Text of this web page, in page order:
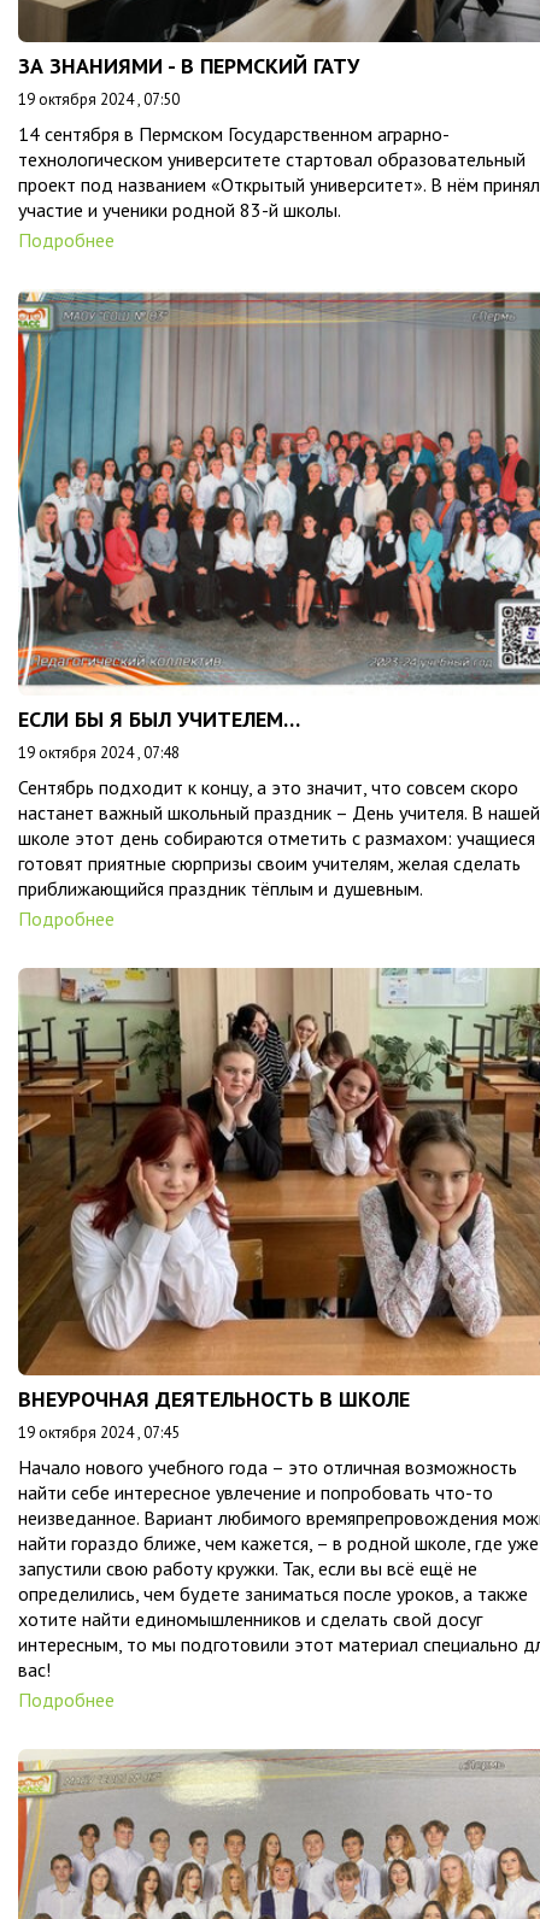
ЗА ЗНАНИЯМИ - В ПЕРМСКИЙ ГАТУ
19 октября 2024 , 07:50
14 сентября в Пермском Государственном аграрно-
технологическом университете стартовал образовательный
проект под названием «Открытый университет». В нём
участие и ученики родной 83-й школы.
Подробнее
ЕСЛИ БЫ Я БЫЛ УЧИТЕЛЕМ…
19 октября 2024 , 07:48
Сентябрь подходит к концу, а это значит, что совсем скоро
настанет важный школьный праздник – День учителя. В нашей
школе этот день собираются отметить с размахом: учащиеся
готовят приятные сюрпризы своим учителям, желая сделать
приближающийся праздник тёплым и душевным.
Подробнее
ВНЕУРОЧНАЯ ДЕЯТЕЛЬНОСТЬ В ШКОЛЕ
19 октября 2024 , 07:45
Начало нового учебного года – это отличная возможность
найти себе интересное увлечение и попробовать что-то
неизведанное. Вариант любимого времяпрепровождения
найти гораздо ближе, чем кажется, – в родной школе, где уже
запустили свою работу кружки. Так, если вы всё ещё не
определились, чем будете заниматься после уроков, а также
хотите найти единомышленников и сделать свой досуг
интересным, то мы подготовили этот материал специально
вас!
Подробнее